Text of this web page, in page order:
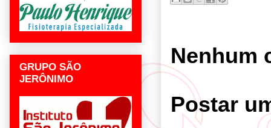
Nenhum
Postar
GRUPO SÃO
JERÔNIMO